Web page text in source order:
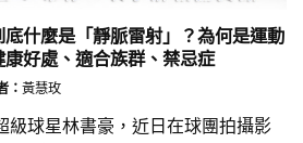
什麼是「靜脈雷射」？為何是運動
好處、適合族群、禁忌症
： 黃慧玫
級球星林書豪，近日在球團拍攝影